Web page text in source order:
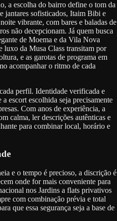
a escolha do bairro define o tom da
jantares sofisticados, Itaim Bibi e
vibrante, com bares e baladas de
não decepcionam. Já quem busca
de Moema e da Vila Nova
luxo da Musa Class transitam por
e as garotas de programa em
acompanhar o ritmo de cada
perfil. Identidade verificada e
escort escolhida seja precisamente
Com anos de experiência, a
calma, ler descrições autênticas e
para combinar local, horário e
e o tempo é precioso, a discrição é
onde for mais conveniente para
nos Jardins a flats privativos
com combinação prévia e total
que essa segurança seja a base de